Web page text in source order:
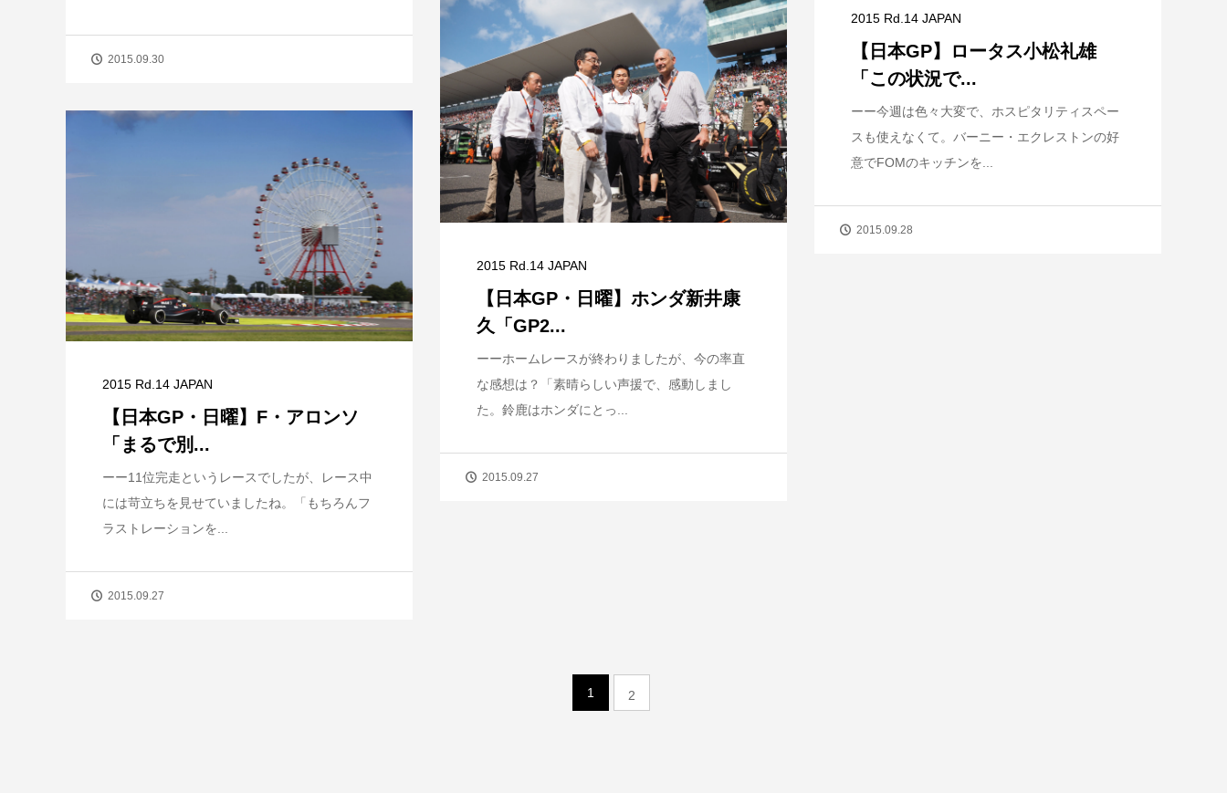
2015.09.30
2015 Rd.14 JAPAN
【日本GP】ロータス小松礼雄
「この状況で...
ーー今週は色々大変で、ホスピタリティスペー
スも使えなくて。バーニー・エクレストンの好
意でFOMのキッチンを...
2015.09.28
2015 Rd.14 JAPAN
【日本GP・日曜】ホンダ新井康
久「GP2...
ーーホームレースが終わりましたが、今の率直
な感想は？「素晴らしい声援で、感動しまし
た。鈴鹿はホンダにとっ...
2015.09.27
2015 Rd.14 JAPAN
【日本GP・日曜】F・アロンソ
「まるで別...
ーー11位完走というレースでしたが、レース中
には苛立ちを見せていましたね。「もちろんフ
ラストレーションを...
2015.09.27
1 2